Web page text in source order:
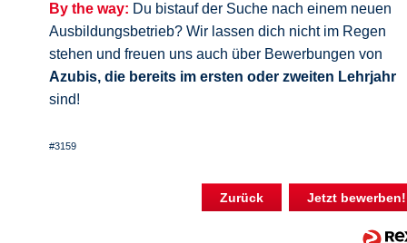
By the way: Du bistauf der Suche nach einem neuen
Ausbildungsbetrieb? Wir lassen dich nicht im Regen
stehen und freuen uns auch über Bewerbungen von
Azubis, die bereits im ersten oder zweiten Lehrjahr
sind!
#3159
Zurück Jetzt bewerben!